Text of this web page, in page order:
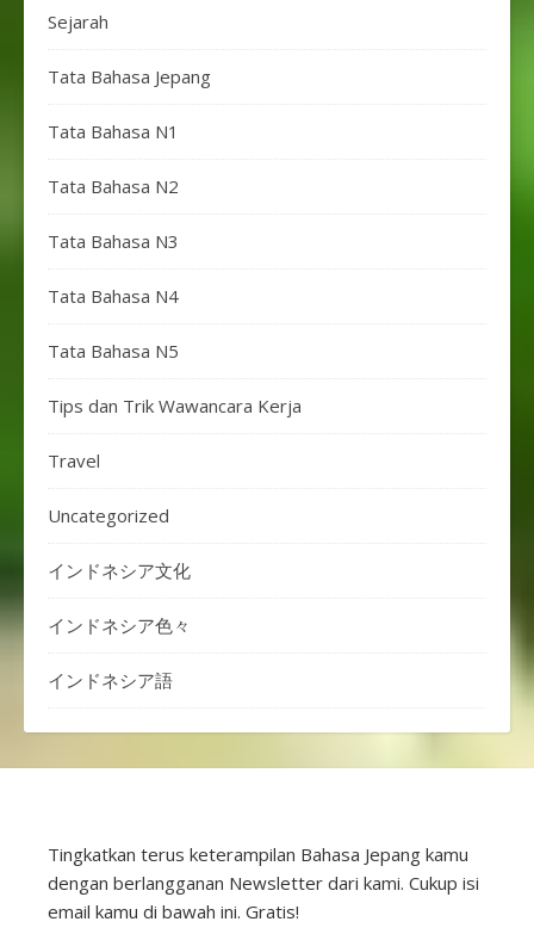
Sejarah
Tata Bahasa Jepang
Tata Bahasa N1
Tata Bahasa N2
Tata Bahasa N3
Tata Bahasa N4
Tata Bahasa N5
Tips dan Trik Wawancara Kerja
Travel
Uncategorized
インドネシア文化
インドネシア色々
インドネシア語
Tingkatkan terus keterampilan Bahasa Jepang kamu
dengan berlangganan Newsletter dari kami. Cukup isi
email kamu di bawah ini. Gratis!